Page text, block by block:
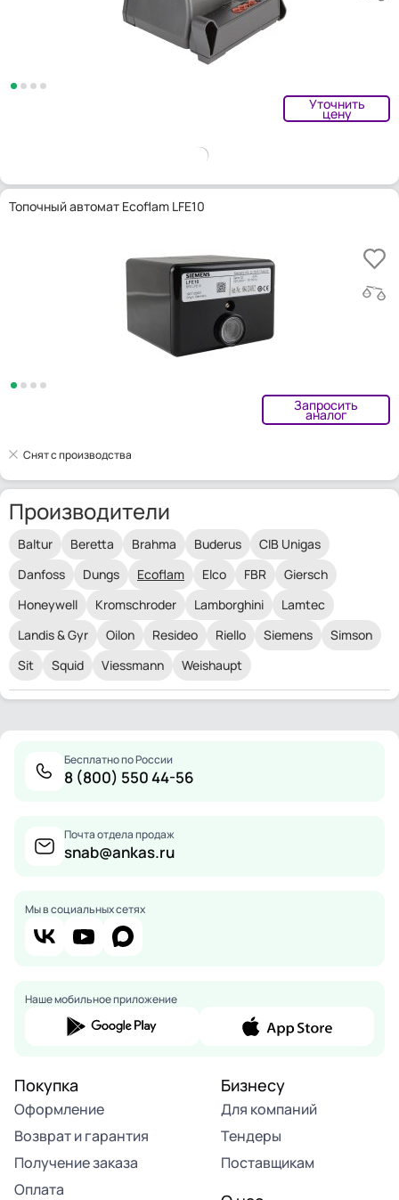
Уточнить
цену
Топочный автомат Ecoflam LFE10
Запросить
аналог
Снят с производства
Производители
Baltur Beretta Brahma Buderus
CIB Unigas
Danfoss
Dungs Ecoflam Elco FBR
Giersch
Honeywell
Kromschroder Lamborghini
Lamtec
Landis & Gyr
Oilon Resideo Riello Siemens
Simson
Sit
Squid Viessmann Weishaupt
Бесплатно по России
8 (800) 550 44-56
Почта отдела продаж
snab@ankas.ru
Мы в социальных сетях
Наше мобильное приложение
Покупка
Оформление
Возврат и гарантия
Получение заказа
Оплата
Бизнесу
Для компаний
Тендеры
Поставщикам